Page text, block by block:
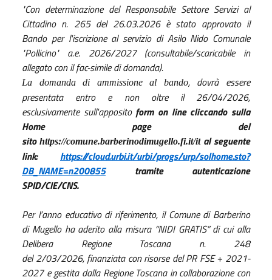
"Con determinazione del Responsabile Settore Servizi al
Cittadino n. 265 del 26.03.2026 è stato approvato il
Bando per l'iscrizione al servizio di Asilo Nido Comunale
"Pollicino" a.e. 2026/2027 (consultabile/scaricabile in
allegato con il fac-simile di domanda).
La domanda di ammissione al bando, dovrà essere
presentata entro e non oltre il 26/04/2026,
esclusivamente sull'apposito form on line cliccando sulla
Home page del
sito https://comune.barberinodimugello.fi.it/ital seguente
link: https://cloud.urbi.it/urbi/progs/urp/solhome.sto?
DB_NAME=n200855
tramite autenticazione
SPID/CIE/CNS.
Per l’anno educativo di riferimento, il Comune di Barberino
di Mugello ha aderito alla misura “NIDI GRATIS” di cui alla
Delibera Regione Toscana n. 248
del 2/03/2026,finanziata con risorse del PR FSE + 2021-
2027 e gestita dalla Regione Toscana in collaborazione con